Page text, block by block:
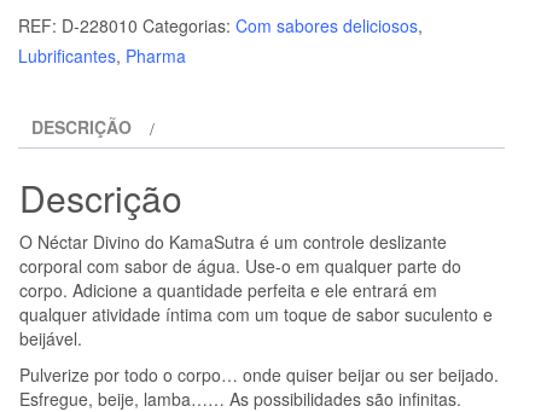
KAMASUTRA
-
BAUNILHA
150
REF: D-228010 Categorias: Com sabores deliciosos,
Lubrificantes, Pharma
DESCRIÇÃO
Descrição
O Néctar Divino do KamaSutra é um controle deslizante
corporal com sabor de água. Use-o em qualquer parte do
corpo. Adicione a quantidade perfeita e ele entrará em
qualquer atividade íntima com um toque de sabor suculento e
beijável.
Pulverize por todo o corpo… onde quiser beijar ou ser beijado.
Esfregue, beije, lamba…… As possibilidades são infinitas.